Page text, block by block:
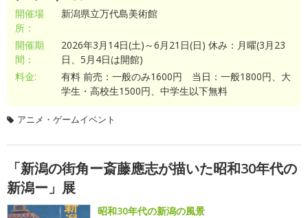
開催場
所：
新潟県立万代島美術館
開催期
間：
2026年3月14日(土)～6月21日(日) 休み：月曜(3月23
日、5月4日は開館)
料金:
有料 前売：一般のみ1600円 当日：一般1800円、大
学生・高校生1500円、中学生以下無料
アニメ・ゲームイベント
「新潟の街角ー斎藤應志が描いた昭和30年代の
新潟ー」展
昭和30年代の新潟の風景